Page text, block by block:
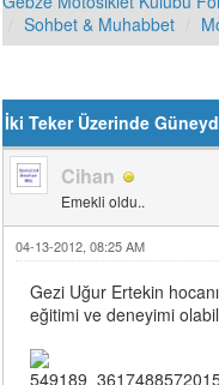
Sohbet & Muhabbet
İki Teker Üzerinde
Cihan
Emekli oldu..
04-13-2012, 08:25 AM
Gezi Uğur Ertekin
eğitimi ve deneyimi